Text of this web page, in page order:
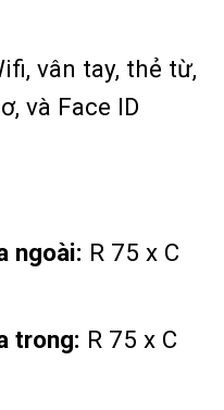
vân tay, thẻ từ,
và Face ID
ngoài: R 75 x C
trong: R 75 x C